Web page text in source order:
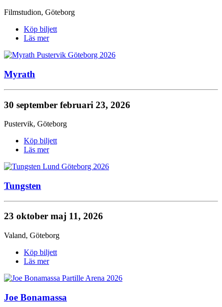
Filmstudion, Göteborg
Köp biljett
Läs mer
Myrath
30 september februari 23, 2026
Pustervik, Göteborg
Köp biljett
Läs mer
Tungsten
23 oktober maj 11, 2026
Valand, Göteborg
Köp biljett
Läs mer
Joe Bonamassa